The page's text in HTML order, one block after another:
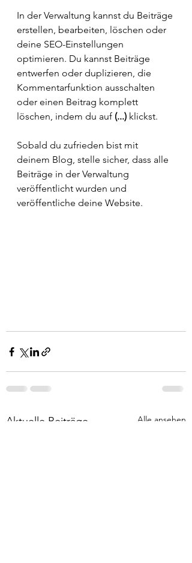
In der Verwaltung kannst du Beiträge
erstellen, bearbeiten, löschen oder
deine SEO-Einstellungen
optimieren. Du kannst Beiträge
entwerfen oder duplizieren, die
Kommentarfunktion ausschalten
oder einen Beitrag komplett
löschen, indem du auf (...) klickst.
Sobald du zufrieden bist mit
deinem Blog, stelle sicher, dass alle
Beiträge in der Verwaltung
veröffentlicht wurden und
veröffentliche deine Website.
Aktuelle Beiträge Alle ansehen